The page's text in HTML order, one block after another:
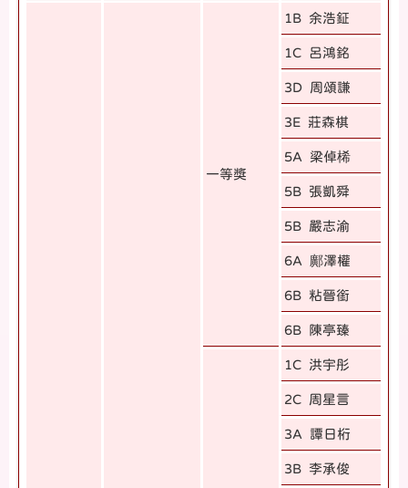
一等獎
1B 余浩鉦
1C 呂鴻銘
3D 周頌謙
3E 莊森棋
5A 梁倬桸
5B 張凱舜
5B 嚴志渝
6A 鄺澤權
6B 粘晉銜
6B 陳亭臻
1C 洪宇彤
2C 周星言
3A 譚日桁
3B 李承俊